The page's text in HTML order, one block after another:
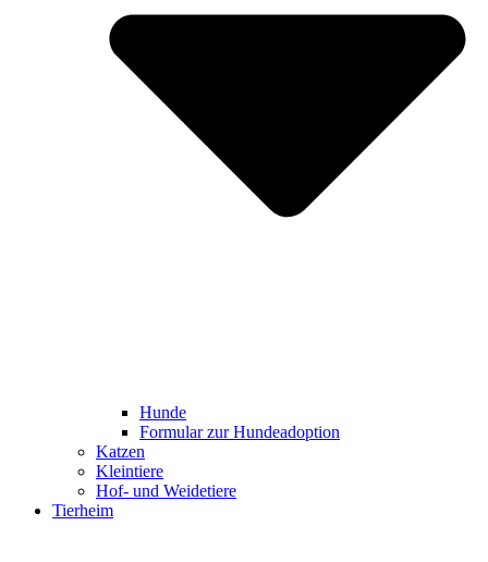
Hunde
Formular zur Hundeadoption
Katzen
Kleintiere
Hof- und Weidetiere
Tierheim